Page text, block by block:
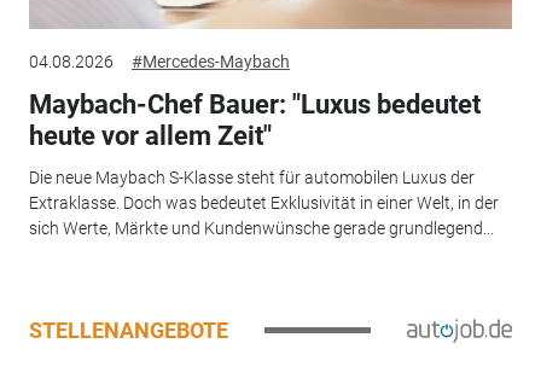
04.08.2026 #Mercedes-Maybach
Maybach-Chef Bauer: "Luxus bedeutet
heute vor allem Zeit"
Die neue Maybach S-Klasse steht für automobilen Luxus der
Extraklasse. Doch was bedeutet Exklusivität in einer Welt, in der
sich Werte, Märkte und Kundenwünsche gerade grundlegend...
STELLENANGEBOTE